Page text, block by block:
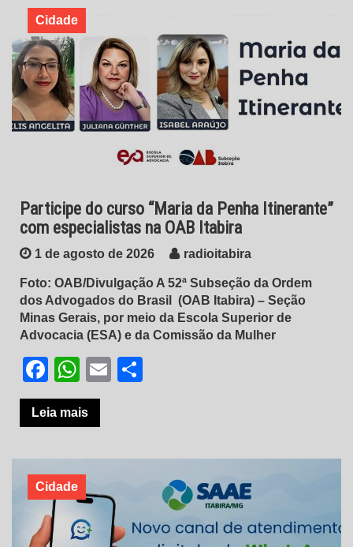
Cidade
Participe do curso “Maria da Penha Itinerante”
com especialistas na OAB Itabira
1 de agosto de 2026 radioitabira
Foto: OAB/Divulgação A 52ª Subseção da Ordem
dos Advogados do Brasil (OAB Itabira) – Seção
Minas Gerais, por meio da Escola Superior de
Advocacia (ESA) e da Comissão da Mulher
Facebook
WhatsApp
Email
Leia mais
Cidade